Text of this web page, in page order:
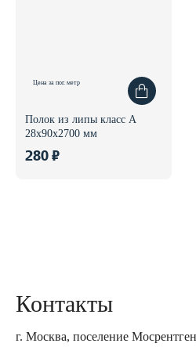
Цена за пог. метр
Полок из липы класс А
28x90x2700 мм
280 ₽
Контакты
г. Москва, поселение